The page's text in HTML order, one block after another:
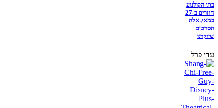
בתי הקולנוע
חוזרים ב-27
במאי, אלה
הסרטים
שיוקרנו
עדי פרל